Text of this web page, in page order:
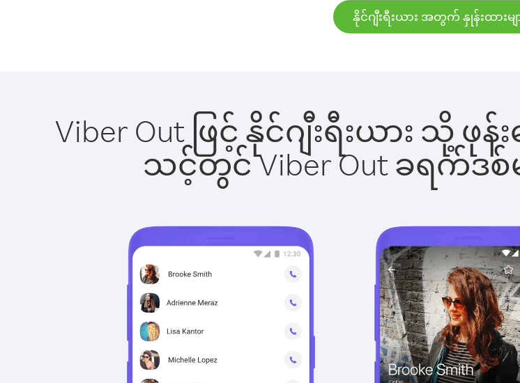
နိုင်ဂျီးရီးယား အတွက် နှုန်းထားမ
Viber Out ဖြင့် နိုင်ဂျီးရီးယား သို့
သင့်တွင် Viber Out ခရက်ဒ